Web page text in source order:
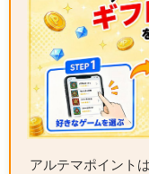
アルテマポイント